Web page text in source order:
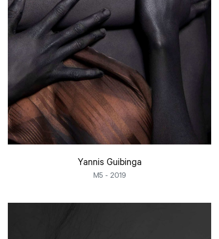
Yannis Guibinga
M5 - 2019